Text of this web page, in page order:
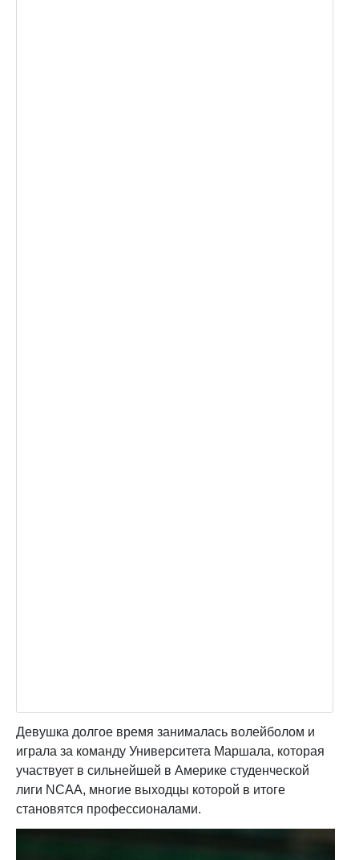
Девушка долгое время занималась волейболом и
играла за команду Университета Маршала, которая
участвует в сильнейшей в Америке студенческой
лиги NCAA, многие выходцы которой в итоге
становятся профессионалами.